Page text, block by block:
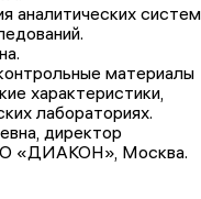
аналитических систем
материалы
характеристики,
лабораториях.
директор
«ДИАКОН», Москва.